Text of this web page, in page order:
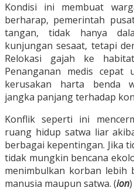
Kondisi ini membuat
berharap, pemerintah
tangan, tidak hanya
kunjungan sesaat, tetapi
Relokasi gajah ke
Penanganan medis cepat
kerusakan harta benda
jangka panjang terhadap
Konflik seperti ini
ruang hidup satwa liar
berbagai kepentingan. Jika
tidak mungkin bencana
menimbulkan korban lebih
manusia maupun satwa. (ion)